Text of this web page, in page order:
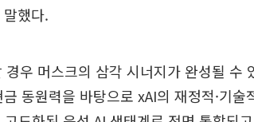
했다.
우 머스크의 삼각 시너지가 완성될 수
동원력을 바탕으로 xAI의 재정적·기술